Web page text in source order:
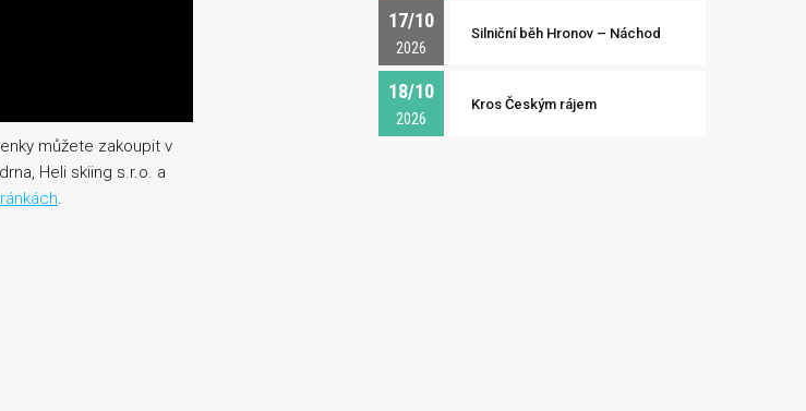
můžete zakoupit v
Heli skiing s.r.o. a
.
17/10
2026
Silniční běh Hronov – Náchod
18/10
2026
Kros Českým rájem